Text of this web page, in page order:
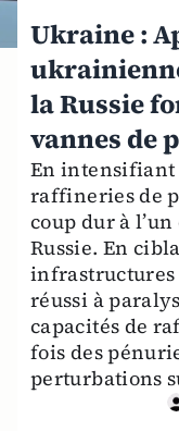
Ukraine :
la Russie
vannes de
En intensifiant
raffineries de
coup dur à
Russie. En
infrastructures
réussi à
capacités de
fois des
perturbations